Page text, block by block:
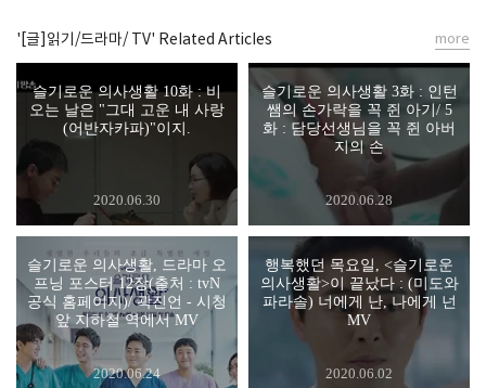
'[글]읽기/드라마/ TV' Related Articles
슬기로운 의사생활 10화 : 비
오는 날은 "그대 고운 내 사랑
(어반자카파)"이지.
2020.06.30
슬기로운 의사생활 3화 : 인턴
쌤의 손가락을 꼭 쥔 아기/ 5
화 : 담당선생님을 꼭 쥔 아버
지의 손
2020.06.28
슬기로운 의사생활, 드라마 오
프닝 포스터 12장(출처 : tvN
공식 홈페이지)/ 곽진언 - 시청
앞 지하철 역에서 MV
2020.06.24
행복했던 목요일, <슬기로운
의사생활>이 끝났다 : (미도와
파라솔) 너에게 난, 나에게 넌
MV
2020.06.02
more